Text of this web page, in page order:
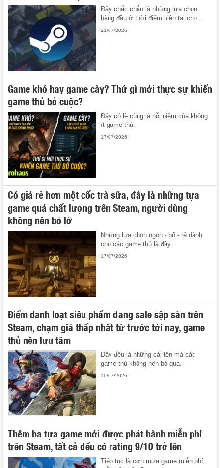
Đây chắc chắn là những lựa chọn
hàng đầu ở thời điểm hiện tại cho ...
21/07/2026
Game khó hay game cày? Thứ gì mới thực sự khiến
game thủ bỏ cuộc?
Đây có lẽ cũng là nỗi niềm của không
ít game thủ.
17/07/2026
Có giá rẻ hơn một cốc trà sữa, đây là những tựa
game quá chất lượng trên Steam, người dùng
không nên bỏ lỡ
Những lựa chọn ngon - bổ - rẻ dành
cho các game thủ là đây.
17/07/2026
Điểm danh loạt siêu phẩm đang sale sập sàn trên
Steam, chạm giá thấp nhất từ trước tới nay, game
thủ nên lưu tâm
Đây đều là những cái tên mà các
game thủ không nên bỏ qua.
16/07/2026
Thêm ba tựa game mới được phát hành miễn phí
trên Steam, tất cả đều có rating 9/10 trở lên
Tiếp tục là cơn mưa game miễn phí